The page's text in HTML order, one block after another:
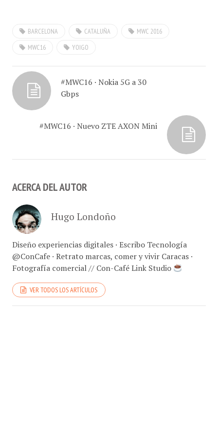
Granada, Lleida, Huesca,
Melilla, Orense, Teruel,
Jaén, La…
MWC16
YOIGO
Gbps
Diseño experiencias digitales · Escribo Tecnología
@ConCafe · Retrato marcas, comer y vivir Caracas ·
Fotografía comercial // Con-Café Link Studio